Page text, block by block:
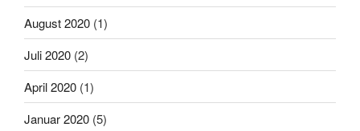
August 2020 (1)
Juli 2020 (2)
April 2020 (1)
Januar 2020 (5)